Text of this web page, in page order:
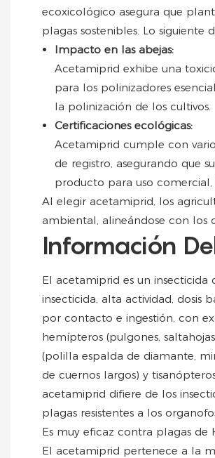
ecoxicológico asegura que
plagas sostenibles. Lo siguiente
Impacto en las abejas:
Acetamiprid exhibe una
para los polinizadores
la polinización de los cultivos.
Certificaciones ecológicas:
Acetamiprid cumple con
de registro, asegurando que
producto para uso
Al elegir acetamiprid, los
ambiental, alineándose con los
Información
El acetamiprid es un
insecticida, alta actividad, dosis
por contacto e ingestión, con
hemípteros (pulgones,
(polilla espalda de diamante,
de cuernos largos) y
acetamiprid difiere de los
plagas resistentes a los
Es muy eficaz contra plagas de
El acetamiprid pertenece a la